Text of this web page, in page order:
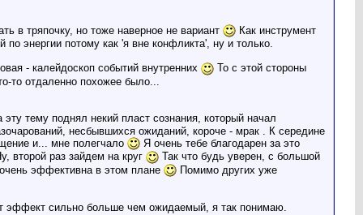
в тряпочку, но тоже наверное не вариант
Как инструмент
энергии потому как 'я вне конфликта', ну и только.
- калейдоскоп событий внутренних
То с этой стороны
то отдаленно похожее было...
тему поднял некий пласт сознания, который начал
несбывшихся ожиданий, короче - мрак . К середине
и... мне полегчало
Я очень тебе благодарен за это
второй раз зайдем на круг
Так что будь уверен, с большой
эффективна в этом плане
Помимо других уже
эффект сильно больше чем ожидаемый, я так понимаю.